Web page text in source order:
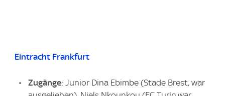
Eintracht Frankfurt
Zugänge: Junior Dina Ebimbe (Stade Brest, war